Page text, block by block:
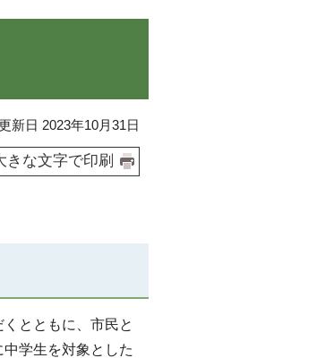
新日 2023年10月31日
きな文字で印刷
とともに、市民と
学生を対象とした